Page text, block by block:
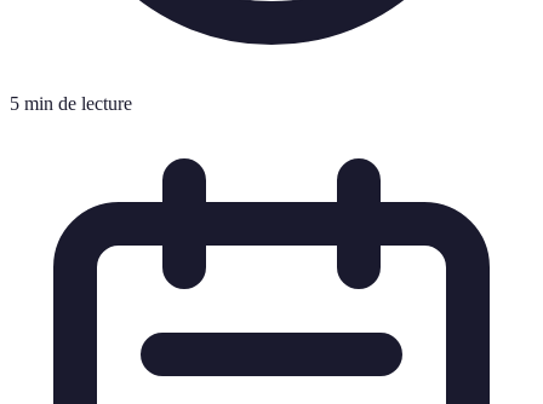
5 min de lecture